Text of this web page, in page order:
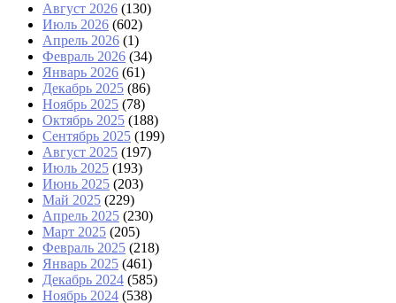
Август 2026 (130)
Июль 2026 (602)
Апрель 2026 (1)
Февраль 2026 (34)
Январь 2026 (61)
Декабрь 2025 (86)
Ноябрь 2025 (78)
Октябрь 2025 (188)
Сентябрь 2025 (199)
Август 2025 (197)
Июль 2025 (193)
Июнь 2025 (203)
Май 2025 (229)
Апрель 2025 (230)
Март 2025 (205)
Февраль 2025 (218)
Январь 2025 (461)
Декабрь 2024 (585)
Ноябрь 2024 (538)